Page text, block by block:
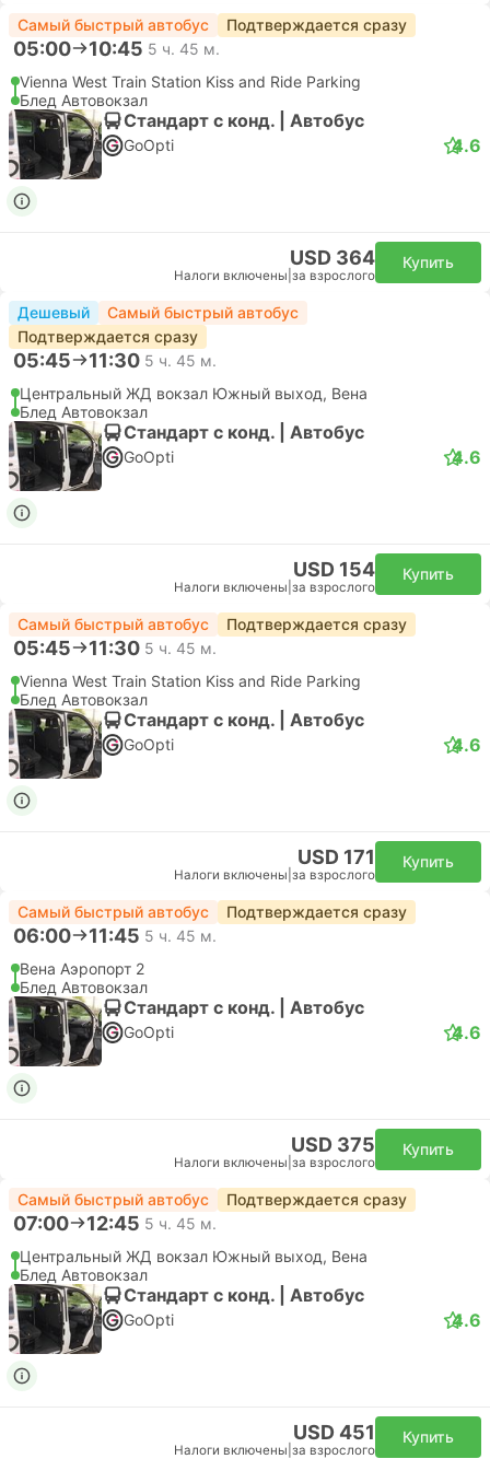
Самый быстрый автобус Подтверждается сразу
05:00 10:45 5 ч. 45 м.
Vienna West Train Station Kiss and Ride Parking
Блед Автовокзал
Стандарт с конд. | Автобус
GoOpti 4.6
USD 364
Налоги включены за взрослого
Купить
Дешевый
Самый быстрый автобус
Подтверждается сразу
05:45 11:30 5 ч. 45 м.
Центральный ЖД вокзал Южный выход, Вена
Блед Автовокзал
Стандарт с конд. | Автобус
GoOpti 4.6
USD 154
Налоги включены за взрослого
Купить
Самый быстрый автобус Подтверждается сразу
05:45 11:30 5 ч. 45 м.
Vienna West Train Station Kiss and Ride Parking
Блед Автовокзал
Стандарт с конд. | Автобус
GoOpti 4.6
USD 171
Налоги включены за взрослого
Купить
Самый быстрый автобус Подтверждается сразу
06:00 11:45 5 ч. 45 м.
Вена Аэропорт 2
Блед Автовокзал
Стандарт с конд. | Автобус
GoOpti 4.6
USD 375
Налоги включены за взрослого
Купить
Самый быстрый автобус Подтверждается сразу
07:00 12:45 5 ч. 45 м.
Центральный ЖД вокзал Южный выход, Вена
Блед Автовокзал
Стандарт с конд. | Автобус
GoOpti 4.6
USD 451
Налоги включены за взрослого
Купить